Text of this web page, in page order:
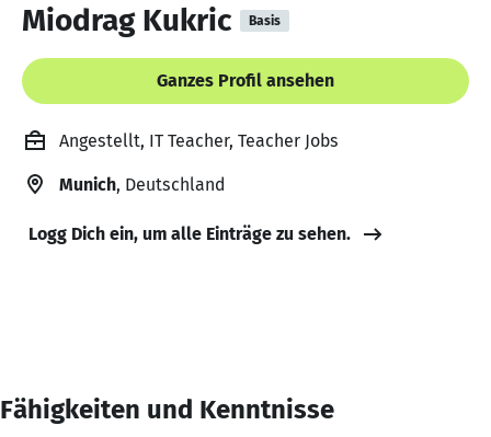
Miodrag Kukric Basis
Ganzes Profil ansehen
Angestellt, IT Teacher, Teacher Jobs
Munich, Deutschland
Logg Dich ein, um alle Einträge zu sehen.
Fähigkeiten und Kenntnisse